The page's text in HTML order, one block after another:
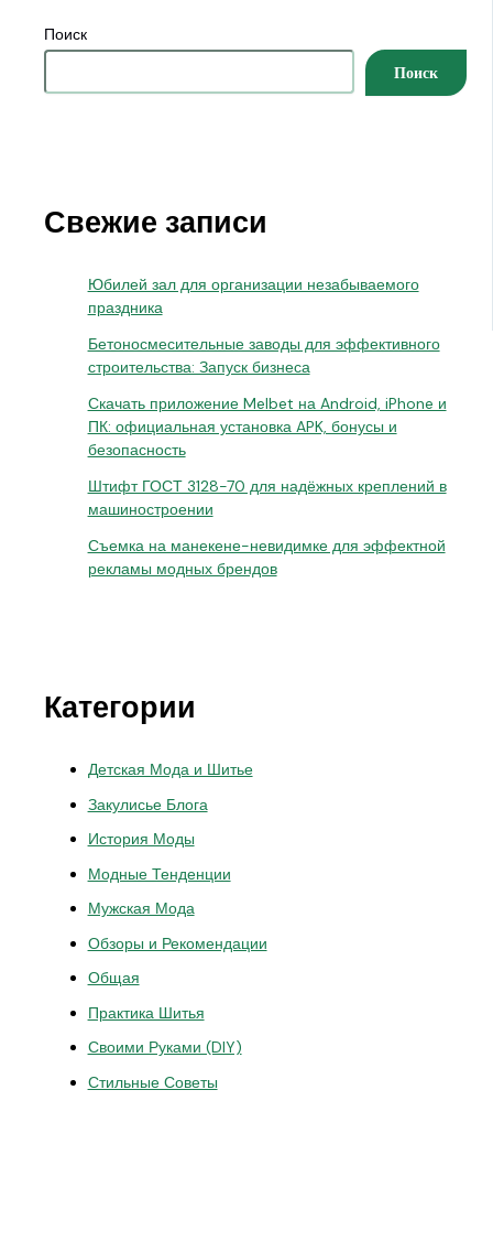
Поиск
Поиск
Свежие записи
Юбилей зал для организации незабываемого
праздника
Бетоносмесительные заводы для эффективного
строительства: Запуск бизнеса
Скачать приложение Melbet на Android, iPhone и
ПК: официальная установка APK, бонусы и
безопасность
Штифт ГОСТ 3128-70 для надёжных креплений в
машиностроении
Съемка на манекене-невидимке для эффектной
рекламы модных брендов
Категории
Детская Мода и Шитье
Закулисье Блога
История Моды
Модные Тенденции
Мужская Мода
Обзоры и Рекомендации
Общая
Практика Шитья
Своими Руками (DIY)
Стильные Советы